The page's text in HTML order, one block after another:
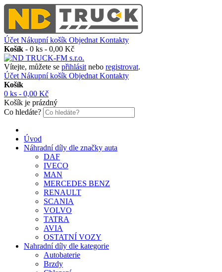
Účet Nákupní košík Objednat Kontakty
Košík - 0 ks - 0,00 Kč
Vítejte, můžete se přihlásit nebo registrovat.
Účet Nákupní košík Objednat Kontakty
Košík
0 ks - 0,00 Kč
Košík je prázdný
Co hledáte?
Úvod
Náhradní díly dle značky auta
DAF
IVECO
MAN
MERCEDES BENZ
RENAULT
SCANIA
VOLVO
TATRA
AVIA
OSTATNÍ VOZY
Nahradní díly dle kategorie
Autobaterie
Brzdy